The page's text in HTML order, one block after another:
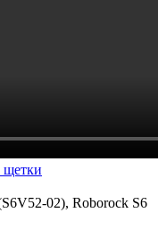
02), Roborock S6